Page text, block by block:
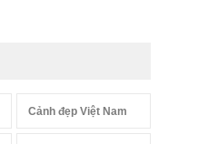
Cảnh đẹp Việt Nam